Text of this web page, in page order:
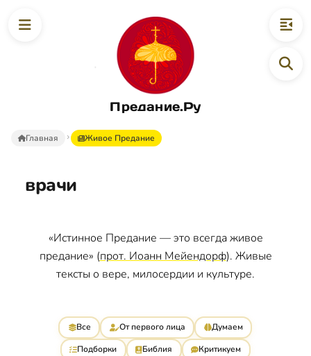
Предание.Ру
Главная Живое Предание
врачи
«Истинное Предание — это всегда живое
предание» (прот. Иоанн Мейендорф). Живые
тексты о вере, милосердии и культуре.
Все От первого лица
Думаем
Подборки
Библия
Критикуем